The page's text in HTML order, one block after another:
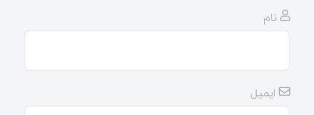
نام
ایمیل